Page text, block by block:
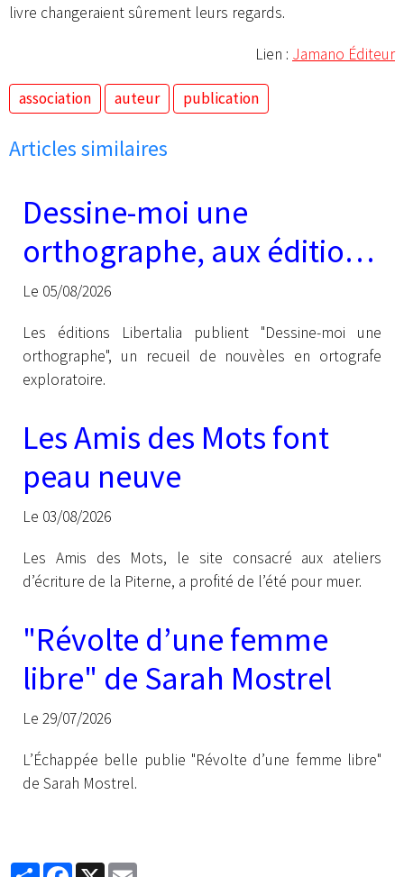
livre changeraient sûrement leurs regards.
Lien : Jamano Éditeur
association auteur publication
Articles similaires
Dessine-moi une
orthographe, aux éditions
Libertalia
Le 05/08/2026
Les éditions Libertalia publient "Dessine-moi une
orthographe", un recueil de nouvèles en ortografe
exploratoire.
Les Amis des Mots font
peau neuve
Le 03/08/2026
Les Amis des Mots, le site consacré aux ateliers
d’écriture de la Piterne, a profité de l’été pour muer.
"Révolte d’une femme
libre" de Sarah Mostrel
Le 29/07/2026
L’Échappée belle publie "Révolte d’une femme libre"
de Sarah Mostrel.
PartagerFacebook
X